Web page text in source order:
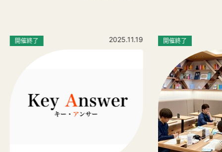
開催終了 2025.11.19 開催終了